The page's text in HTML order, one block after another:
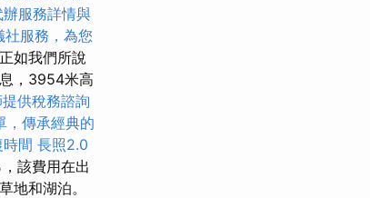
服務詳情與
社服務，為您
如我們所說
，3954米高
供稅務諮詢
，傳承經典的
間 長照2.0
該費用在出
地和湖泊。